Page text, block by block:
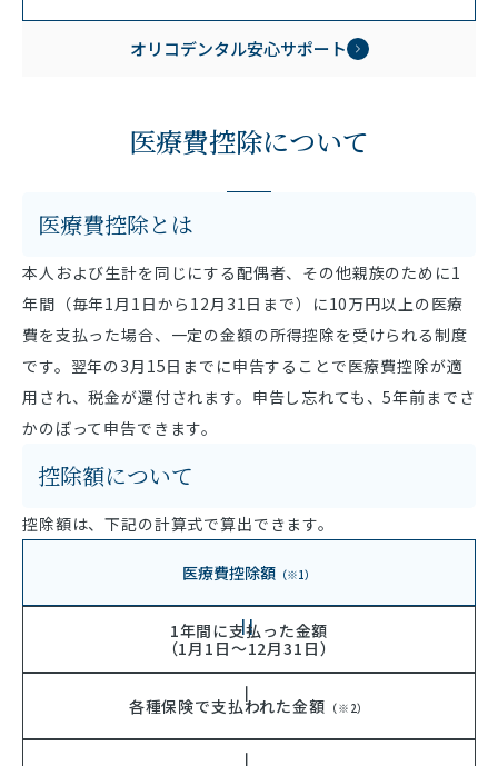
オリコデンタル安心サポート
医療費控除について
医療費控除とは
本人および生計を同じにする配偶者、その他親族のために1
年間（毎年1月1日から12月31日まで）に10万円以上の医療
費を支払った場合、一定の金額の所得控除を受けられる制度
です。翌年の3月15日までに申告することで医療費控除が適
用され、税金が還付されます。申告し忘れても、5年前までさ
かのぼって申告できます。
控除額について
控除額は、下記の計算式で算出できます。
医療費控除額 （※1）
1年間に支払った金額
（1月1日～12月31日）
各種保険で支払われた金額 （※2）